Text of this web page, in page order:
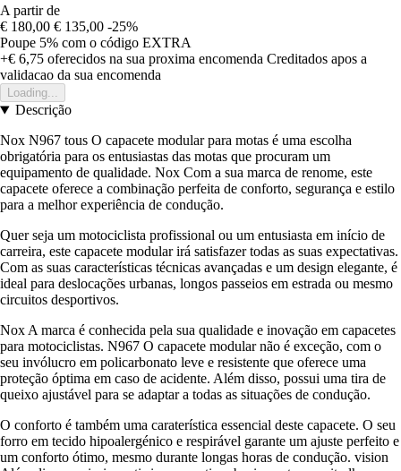
A partir de
€ 180,00 € 135,00 -25%
Poupe 5% com o código EXTRA
+€ 6,75 oferecidos na sua proxima encomenda Creditados apos a
validacao da sua encomenda
Loading...
Descrição
Nox N967 tous O capacete modular para motas é uma escolha
obrigatória para os entusiastas das motas que procuram um
equipamento de qualidade. Nox Com a sua marca de renome, este
capacete oferece a combinação perfeita de conforto, segurança e estilo
para a melhor experiência de condução.
Quer seja um motociclista profissional ou um entusiasta em início de
carreira, este capacete modular irá satisfazer todas as suas expectativas.
Com as suas características técnicas avançadas e um design elegante, é
ideal para deslocações urbanas, longos passeios em estrada ou mesmo
circuitos desportivos.
Nox A marca é conhecida pela sua qualidade e inovação em capacetes
para motociclistas. N967 O capacete modular não é exceção, com o
seu invólucro em policarbonato leve e resistente que oferece uma
proteção óptima em caso de acidente. Além disso, possui uma tira de
queixo ajustável para se adaptar a todas as situações de condução.
O conforto é também uma caraterística essencial deste capacete. O seu
forro em tecido hipoalergénico e respirável garante um ajuste perfeito e
um conforto ótimo, mesmo durante longas horas de condução. vision